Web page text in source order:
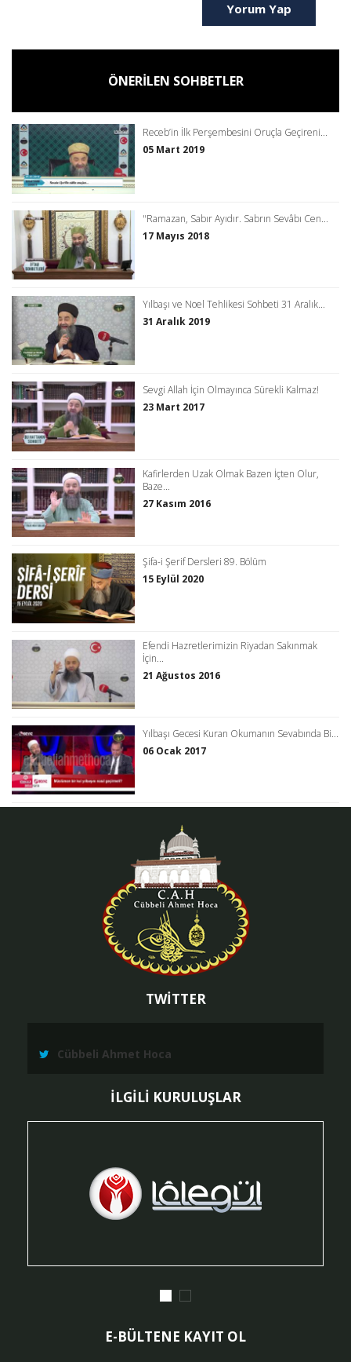
Yorum Yap
ÖNERİLEN SOHBETLER
Receb’in İlk Perşembesini Oruçla Geçireni...
05 Mart 2019
"Ramazan, Sabır Ayıdır. Sabrın Sevâbı Cen...
17 Mayıs 2018
Yılbaşı ve Noel Tehlikesi Sohbeti 31 Aralık...
31 Aralık 2019
Sevgi Allah İçin Olmayınca Sürekli Kalmaz!
23 Mart 2017
Kafirlerden Uzak Olmak Bazen İçten Olur,
Baze...
27 Kasım 2016
Şifa-i Şerif Dersleri 89. Bölüm
15 Eylül 2020
Efendi Hazretlerimizin Riyadan Sakınmak
İçin...
21 Ağustos 2016
Yılbaşı Gecesi Kuran Okumanın Sevabında Bi...
06 Ocak 2017
TWİTTER
Cübbeli Ahmet Hoca
İLGİLİ KURULUŞLAR
E-BÜLTENE KAYIT OL